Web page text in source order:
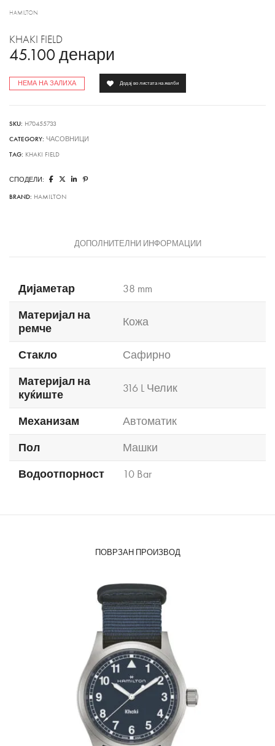
HAMILTON
KHAKI FIELD
45.100 денари
НЕМА НА ЗАЛИХА Додај во листата на желби
SKU: H70455733
CATEGORY: ЧАСОВНИЦИ
TAG: KHAKI FIELD
СПОДЕЛИ:
BRAND: HAMILTON
ДОПОЛНИТЕЛНИ ИНФОРМАЦИИ
Дијаметар
38 mm
Материјал на
ремче
Кожа
Стакло
Сафирно
Материјал на
куќиште
316 L Челик
Механизам
Автоматик
Пол
Машки
Водоотпорност
10 Bar
ПОВРЗАН ПРОИЗВОД